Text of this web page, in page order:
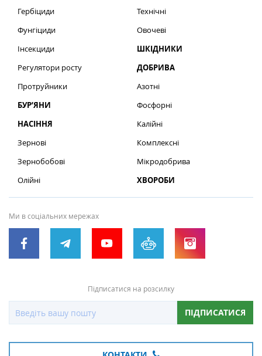
Гербіциди
Фунгіциди
Інсекциди
Регулятори росту
Протруйники
БУР’ЯНИ
НАСІННЯ
Зернові
Зернобобові
Олійні
Технічні
Овочеві
ШКІДНИКИ
ДОБРИВА
Азотні
Фосфорні
Калійні
Комплексні
Мікродобрива
ХВОРОБИ
Ми в соціальних мережах
Підписатися на розсилку
ПІДПИСАТИСЯ